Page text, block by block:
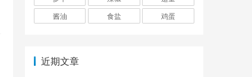
酱油
食盐 鸡蛋
近期文章